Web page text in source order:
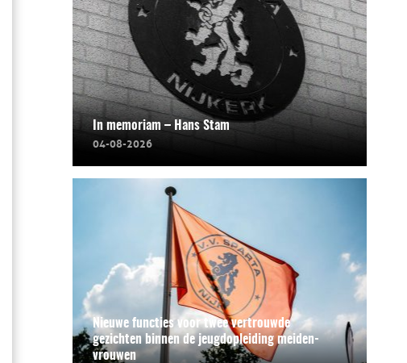
In memoriam – Hans Stam
04-08-2026
Nieuwe functies voor twee vertrouwde
gezichten binnen de jeugdopleiding meiden-
vrouwen